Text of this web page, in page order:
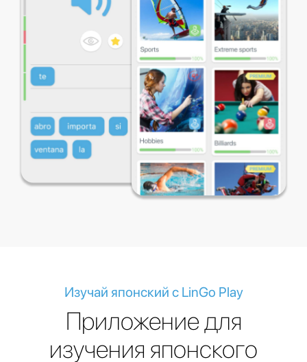
Изучай японский с LinGo Play
Приложение для
изучения японского